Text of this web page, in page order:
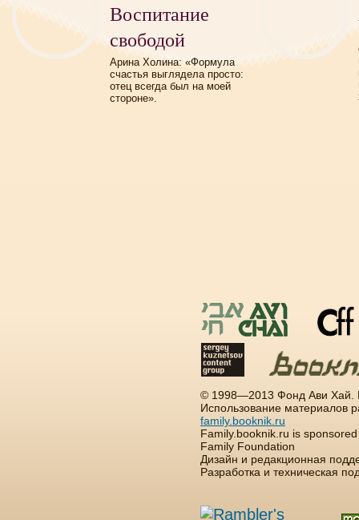
Воспитание
свободой
Арина Холина: «Формула
счастья выглядела просто:
отец всегда был на моей
стороне».
© 1998—2013 Фонд Ави Хай.
Использование материалов
family.booknik.ru
Family.booknik.ru is
Family Foundation
Дизайн и редакционная
Разработка и техническая